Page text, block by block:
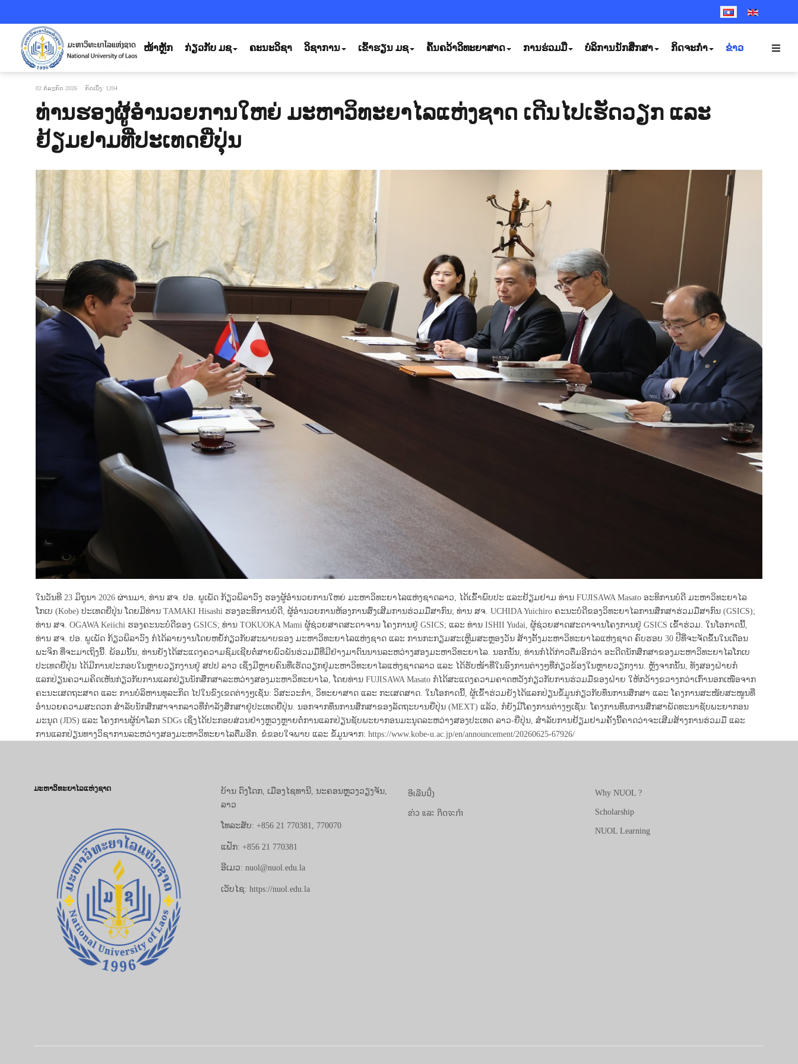
SELECT YOUR
ໜ້າຫຼັກ ກ່ຽວກັບ ມຊ ຄະນະວິຊາ ວິຊາການ ເຂົ້າຮຽນ ມຊ ຄົ້ນຄວ້າວິທະຍາສາດ ການຮ່ວມມື ບໍລິການນັກສຶກສາ ກິດຈະກຳ ຂ່າວ
02 ກໍລະກົດ 2026 ກົດເບິ່ງ: 1204
ທ່ານຮອງຜູ້ອຳນວຍການໃຫຍ່ ມະຫາວິທະຍາໄລແຫ່ງຊາດ ເດີນໄປເຮັດວຽກ ແລະ
ຢ້ຽມຢາມທີ່ປະເທດຍີ່ປຸ່ນ
ໃນວັນທີ 23 ມິຖຸນາ 2026 ຜ່ານມາ, ທ່ານ ສຈ. ປອ. ພູເພັດ ກ້ຽວພິລາວົງ ຮອງຜູ້ອຳນວຍການໃຫຍ່ ມະຫາວິທະຍາໄລແຫ່ງຊາດລາວ, ໄດ້ເຂົ້າພົບປະ ແລະຢ້ຽມຢາມ ທ່ານ FUJISAWA Masato ອະທິການບໍດີ ມະຫາວິທະຍາໄລ
ໂກເບ (Kobe) ປະເທດຍີ່ປຸ່ນ ໂດຍມີທ່ານ TAMAKI Hisashi ຮອງອະທິການບໍດີ, ຜູ້ອຳນວຍການຫ້ອງການສົ່ງເສີມການຮ່ວມມືສາກົນ; ທ່ານ ສຈ. UCHIDA Yuichiro ຄະນະບໍດີຂອງວິທະຍາໄລການສຶກສາຮ່ວມມືສາກົນ (GSICS);
ທ່ານ ສຈ. OGAWA Keiichi ຮອງຄະນະບໍດີຂອງ GSICS; ທ່ານ TOKUOKA Mami ຜູ້ຊ່ວຍສາດສະດາຈານ ໂຄງການຢູ່ GSICS; ແລະ ທ່ານ ISHII Yudai, ຜູ້ຊ່ວຍສາດສະດາຈານໂຄງການຢູ່ GSICS ເຂົ້າຮ່ວມ. ໃນໂອກາດນີ້,
ທ່ານ ສຈ. ປອ. ພູເພັດ ກ້ຽວພິລາວົງ ກໍໄດ້ລາຍງານໂດຍຫຍໍ້ກ່ຽວກັບສະພາບຂອງ ມະຫາວິທະຍາໄລແຫ່ງຊາດ ແລະ ການກະກຽມສະເຫຼີມສະຫຼອງວັນ ສ້າງຕັ້ງມະຫາວິທະຍາໄລແຫ່ງຊາດ ຄົບຮອບ 30 ປີທີ່ຈະຈັດຂຶ້ນໃນເດືອນ
ພະຈິກ ທີ່ຈະມາເຖິງນີ້. ພ້ອມນັ້ນ, ທ່ານຍັງໄດ້ສະແດງຄວາມຊົມເຊີຍຕໍ່ສາຍພົວພັນຮ່ວມມືທີ່ມີຢ່າງມາດົນນານລະຫວ່າງສອງມະຫາວິທະຍາໄລ. ນອກນັ້ນ, ທ່ານກໍໄດ້ກ່າວຕື່ມອີກວ່າ ອະດີດນັກສຶກສາຂອງມະຫາວິທະຍາໄລໂກເບ
ປະເທດຍີ່ປຸ່ນ ໄດ້ມີການປະກອບໃນຫຼາຍວຽກງານຢູ່ ສປປ ລາວ ເຊິ່ງມີຫຼາຍຄົນທີ່ເຮັດວຽກຢູ່ມະຫາວິທະຍາໄລແຫ່ງຊາດລາວ ແລະ ໄດ້ຮັບໜ້າທີ່ໃນອົງການຕ່າງໆທີ່ກ່ຽວຂ້ອງໃນຫຼາຍວຽກງານ. ຫຼັງຈາກນັ້ນ, ທັງສອງຝ່າຍກໍ
ແລກປ່ຽນຄວາມຄິດເຫັນກ່ຽວກັບການແລກປ່ຽນນັກສຶກສາລະຫວ່າງສອງມະຫາວິທະຍາໄລ, ໂດຍທ່ານ FUJISAWA Masato ກໍໄດ້ສະແດງຄວາມຄາດຫວັງກ່ຽວກັບການຮ່ວມມືຂອງຝ່າຍ ໃຫ້ກວ້າງຂວາງກວ່າເກົ່ານອກເໜືອຈາກ
ຄະນະເສດຖະສາດ ແລະ ການບໍລິຫານທຸລະກິດ ໄປໃນຂົງເຂດຕ່າງໆເຊັ່ນ: ວິສະວະກຳ, ວິທະຍາສາດ ແລະ ກະເສດສາດ. ໃນໂອກາດນີ້, ຜູ້ເຂົ້າຮ່ວມຍັງໄດ້ແລກປ່ຽນຂໍ້ມູນກ່ຽວກັບທຶນການສຶກສາ ແລະ ໂຄງການສະໜັບສະໜູນທີ່
ອຳນວຍຄວາມສະດວກ ສຳລັບນັກສຶກສາຈາກລາວທີ່ກຳລັງສຶກສາຢູ່ປະເທດຍີ່ປຸ່ນ. ນອກຈາກທຶນການສຶກສາຂອງລັດຖະບານຍີ່ປຸ່ນ (MEXT) ແລ້ວ, ກໍຍັງມີໂຄງການຕ່າງໆເຊັ່ນ: ໂຄງການທຶນການສຶກສາພັດທະນາຊັບພະຍາກອນ
ມະນຸດ (JDS) ແລະ ໂຄງການຜູ້ນຳໂລກ SDGs ເຊິ່ງໄດ້ປະກອບສ່ວນຢ່າງຫຼວງຫຼາຍຕໍ່ການແລກປ່ຽນຊັບພະຍາກອນມະນຸດລະຫວ່າງສອງປະເທດ ລາວ-ຍີ່ປຸ່ນ, ສຳລັບການຢ້ຽມຢາມຄັ້ງນີ້ຄາດວ່າຈະເສີມສ້າງການຮ່ວມມື ແລະ
ການແລກປ່ຽນທາງວິຊາການລະຫວ່າງສອງມະຫາວິທະຍາໄລຕື່ມອີກ. ຂໍຂອບໃຈພາບ ແລະ ຂໍ້ມູນຈາກ: https://www.kobe-u.ac.jp/en/announcement/20260625-67926/
ມະຫາວິທະຍາໄລແຫ່ງຊາດ
ບ້ານ ດົງໂດກ, ເມືອງໄຊທານີ, ນະຄອນຫຼວງວຽງຈັນ,
ລາວ
ໂທລະສັບ: +856 21 770381, 770070
ແຟັກ: +856 21 770381
ອີເມວ: nuol@nuol.edu.la
ເວັບໄຊ: https://nuol.edu.la
ອີເລີນນີ້ງ
ຂ່າວ ແລະ ກິດຈະກຳ
Why NUOL ?
Scholarship
NUOL Learning